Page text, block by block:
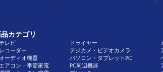
カテゴリ
レビ
レコーダー
オーディオ機器
エアコン・季節家電
ドライヤー
デジカメ・ビデオカメラ
パソコン・タブレットPC
PC周辺機器